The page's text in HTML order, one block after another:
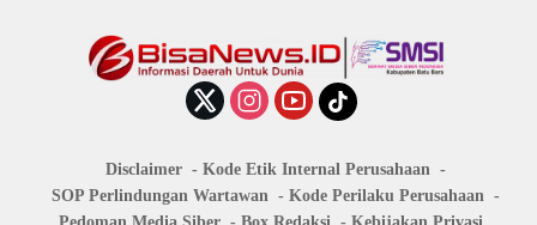
Disclaimer
Kode Etik Internal Perusahaan
SOP Perlindungan Wartawan
Kode Perilaku Perusahaan